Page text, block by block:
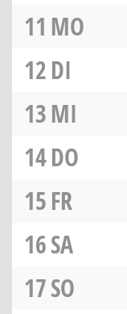
11 MO
12DI
13MI
14DO
15FR
16SA
17SO